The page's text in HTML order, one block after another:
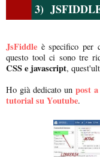
3)
JsFiddle è specifico per
questo tool ci sono tre
CSS e javascript,
Ho già dedicato unpost
tutorial su Youtube.